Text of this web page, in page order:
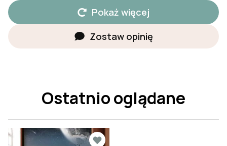
Pokaż więcej
Zostaw opinię
Ostatnio oglądane